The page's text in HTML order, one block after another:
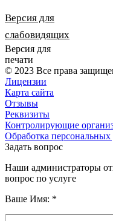
Версия для
слабовидящих
Версия для
печати
© 2023 Все права
Лицензии
Карта сайта
Отзывы
Реквизиты
Контролирующие
Обработка
Задать вопрос
Наши администраторы
вопрос по услуге
Ваше Имя: *